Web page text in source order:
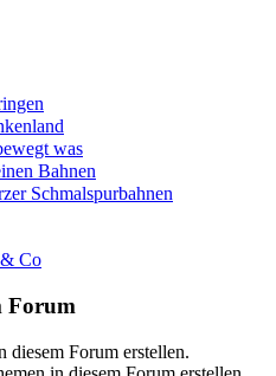
was
Bahnen
Schmalspurbahnen
Co
Forum
diesem Forum erstellen.